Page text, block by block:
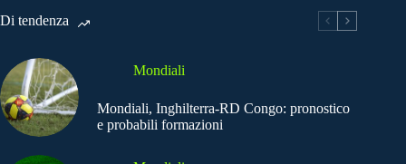
Di tendenza
Mondiali
Mondiali, Inghilterra-RD Congo: pronostico
e probabili formazioni